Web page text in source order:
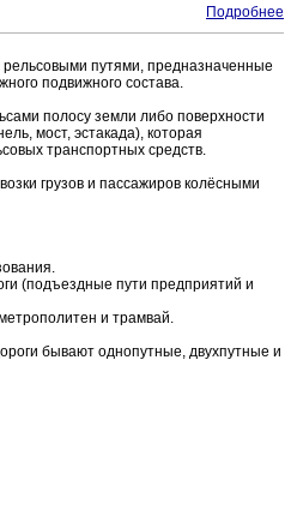
Подробнее
путями, предназначенные
подвижного состава.
полосу земли либо поверхности
мост, эстакада), которая
транспортных средств.
грузов и пассажиров колёсными
(подъездные пути предприятий и
и трамвай.
бывают однопутные, двухпутные и